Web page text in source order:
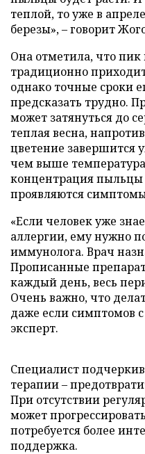
теплой, то уже в
березы», – говорит
Она отметила, что пик
традиционно
однако точные сроки
предсказать трудно.
может затянуться до
теплая весна,
цветение завершится
чем выше
концентрация пыльцы
проявляются
«Если человек уже
аллергии, ему нужно
иммунолога. Врач
Прописанные
каждый день, весь
Очень важно, что
даже если симптомов
эксперт.
Специалист
терапии –
При отсутствии
может
потребуется более
поддержка.